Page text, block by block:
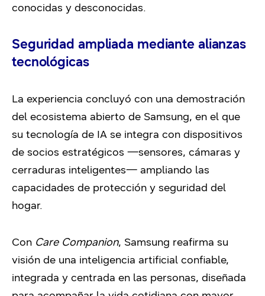
conocidas y desconocidas.
Seguridad ampliada mediante alianzas
tecnológicas
La experiencia concluyó con una demostración
del ecosistema abierto de Samsung, en el que
su tecnología de IA se integra con dispositivos
de socios estratégicos —sensores, cámaras y
cerraduras inteligentes— ampliando las
capacidades de protección y seguridad del
hogar.
Con Care Companion, Samsung reafirma su
visión de una inteligencia artificial confiable,
integrada y centrada en las personas, diseñada